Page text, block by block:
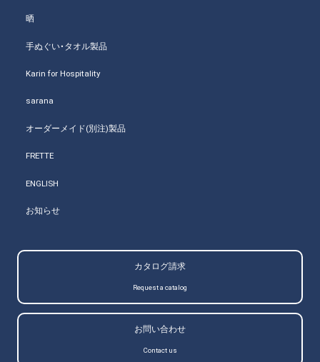
晒
手ぬぐい・タオル製品
Karin for Hospitality
sarana
オーダーメイド(別注)製品
FRETTE
ENGLISH
お知らせ
カタログ請求
Request a catalog
お問い合わせ
Contact us